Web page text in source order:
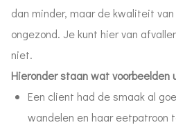
dan minder, maar de kwaliteit
ongezond. Je kunt hier van
niet.
Hieronder staan wat voorbeelden
Een client had de smaak al
wandelen en haar eetpatroon